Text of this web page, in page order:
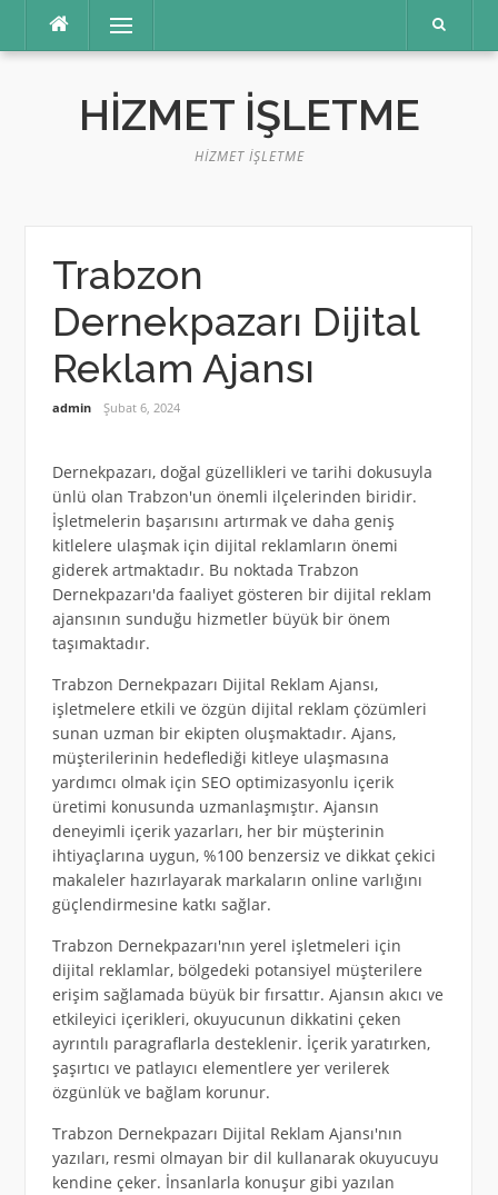
Menü
HIZMET İŞLETME
HIZMET İŞLETME
Trabzon
Dernekpazarı Dijital
Reklam Ajansı
admin Şubat 6, 2024
Dernekpazarı, doğal güzellikleri ve tarihi dokusuyla
ünlü olan Trabzon'un önemli ilçelerinden biridir.
İşletmelerin başarısını artırmak ve daha geniş
kitlelere ulaşmak için dijital reklamların önemi
giderek artmaktadır. Bu noktada Trabzon
Dernekpazarı'da faaliyet gösteren bir dijital reklam
ajansının sunduğu hizmetler büyük bir önem
taşımaktadır.
Trabzon Dernekpazarı Dijital Reklam Ajansı,
işletmelere etkili ve özgün dijital reklam çözümleri
sunan uzman bir ekipten oluşmaktadır. Ajans,
müşterilerinin hedeflediği kitleye ulaşmasına
yardımcı olmak için SEO optimizasyonlu içerik
üretimi konusunda uzmanlaşmıştır. Ajansın
deneyimli içerik yazarları, her bir müşterinin
ihtiyaçlarına uygun, %100 benzersiz ve dikkat çekici
makaleler hazırlayarak markaların online varlığını
güçlendirmesine katkı sağlar.
Trabzon Dernekpazarı'nın yerel işletmeleri için
dijital reklamlar, bölgedeki potansiyel müşterilere
erişim sağlamada büyük bir fırsattır. Ajansın akıcı ve
etkileyici içerikleri, okuyucunun dikkatini çeken
ayrıntılı paragraflarla desteklenir. İçerik yaratırken,
şaşırtıcı ve patlayıcı elementlere yer verilerek
özgünlük ve bağlam korunur.
Trabzon Dernekpazarı Dijital Reklam Ajansı'nın
yazıları, resmi olmayan bir dil kullanarak okuyucuyu
kendine çeker. İnsanlarla konuşur gibi yazılan